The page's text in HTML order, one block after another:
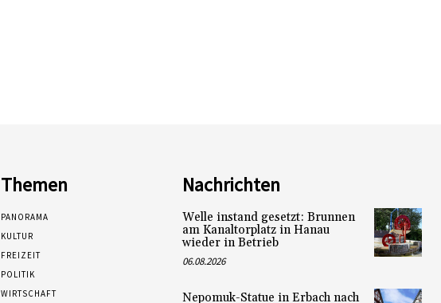
Themen
PANORAMA
KULTUR
FREIZEIT
POLITIK
WIRTSCHAFT
Nachrichten
Welle instand gesetzt: Brunnen
am Kanaltorplatz in Hanau
wieder in Betrieb
06.08.2026
Nepomuk-Statue in Erbach nach